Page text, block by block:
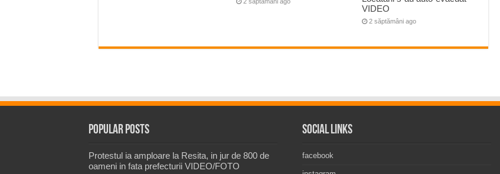
VIDEO
2 săptămâni ago
Popular Posts
Protestul ia amploare la Resita, in jur de 800 de
oameni in fata prefecturii VIDEO/FOTO
Social Links
facebook